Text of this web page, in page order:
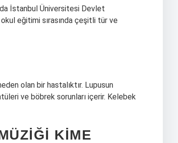
İstanbul Üniversitesi Devlet
eğitimi sırasında çeşitli tür ve
olan bir hastalıktır. Lupusun
ve böbrek sorunları içerir. Kelebek
KIME